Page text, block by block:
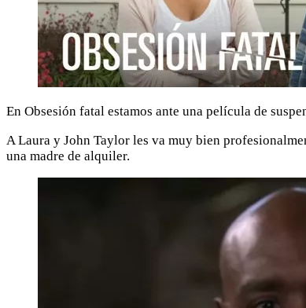
En Obsesión fatal estamos ante una película de
A Laura y John Taylor les va muy bien
una madre de alquiler.